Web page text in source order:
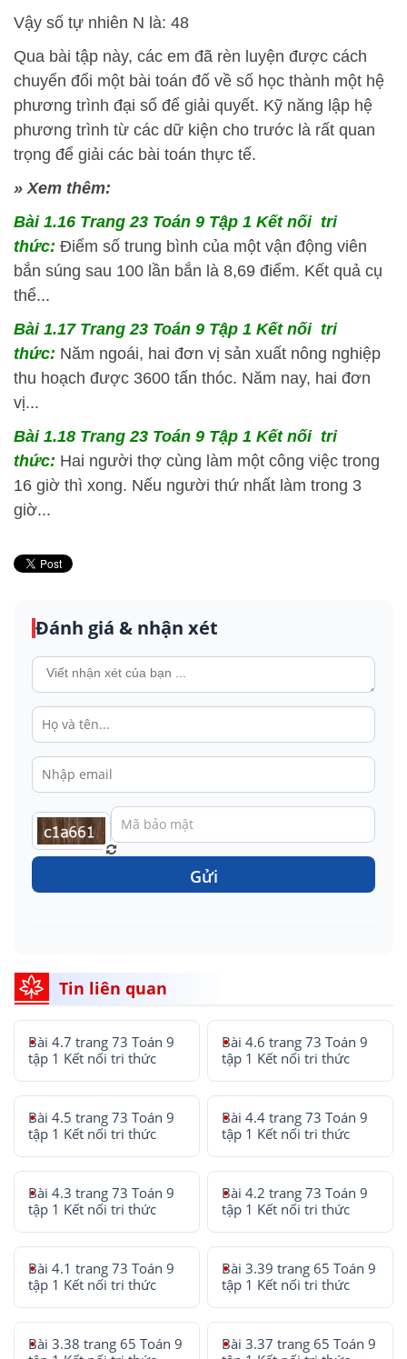
Vậy số tự nhiên N là: 48
Qua bài tập này, các em đã rèn luyện được cách
chuyển đổi một bài toán đố về số học thành một hệ
phương trình đại số để giải quyết. Kỹ năng lập hệ
phương trình từ các dữ kiện cho trước là rất quan
trọng để giải các bài toán thực tế.
» Xem thêm:
Bài 1.16 Trang 23 Toán 9 Tập 1 Kết nối tri
thức: Điểm số trung bình của một vận động viên
bắn súng sau 100 lần bắn là 8,69 điểm. Kết quả cụ
thể...
Bài 1.17 Trang 23 Toán 9 Tập 1 Kết nối tri
thức: Năm ngoái, hai đơn vị sản xuất nông nghiệp
thu hoạch được 3600 tấn thóc. Năm nay, hai đơn
vị...
Bài 1.18 Trang 23 Toán 9 Tập 1 Kết nối tri
thức: Hai người thợ cùng làm một công việc trong
16 giờ thì xong. Nếu người thứ nhất làm trong 3
giờ...
Đánh giá & nhận xét
Gửi
Tin liên quan
Bài 4.7 trang 73 Toán 9
tập 1 Kết nối tri thức
Bài 4.6 trang 73 Toán 9
tập 1 Kết nối tri thức
Bài 4.5 trang 73 Toán 9
tập 1 Kết nối tri thức
Bài 4.4 trang 73 Toán 9
tập 1 Kết nối tri thức
Bài 4.3 trang 73 Toán 9
tập 1 Kết nối tri thức
Bài 4.2 trang 73 Toán 9
tập 1 Kết nối tri thức
Bài 4.1 trang 73 Toán 9
tập 1 Kết nối tri thức
Bài 3.39 trang 65 Toán 9
tập 1 Kết nối tri thức
Bài 3.38 trang 65 Toán 9
Bài 3.37 trang 65 Toán 9